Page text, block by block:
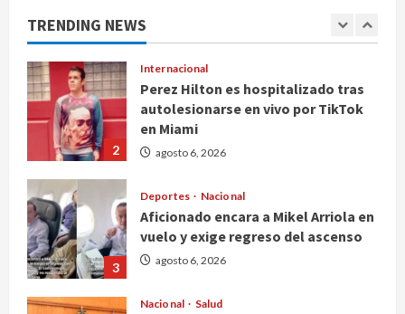
TRENDING NEWS
1
2
Internacional
Perez Hilton es hospitalizado tras
autolesionarse en vivo por TikTok
en Miami
agosto 6, 2026
3
Deportes Nacional
Aficionado encara a Mikel Arriola en
vuelo y exige regreso del ascenso
agosto 6, 2026
Nacional Salud